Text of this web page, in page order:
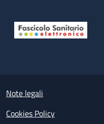
Small prints
Note legali
Cookies Policy